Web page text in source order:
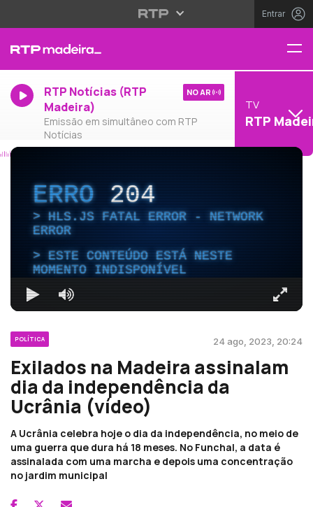
Entrar
RTP Notícias (RTP
Madeira)
Emissão em simultâneo com RTP
Notícias
NO AR
TV
RTP
ERRO204
HLS.JS FATAL ERROR - NETWORK
ERROR
ESTE CONTEÚDO ESTÁ NESTE
MOMENTO INDISPONÍVEL
POLÍTICA 24 ago, 2023, 20:24
Exilados na Madeira assinalam
dia da independência da
Ucrânia (vídeo)
A Ucrânia celebra hoje o dia da independência, no meio de
uma guerra que dura há 18 meses. No Funchal, a data é
assinalada com uma marcha e depois uma concentração
no jardim municipal